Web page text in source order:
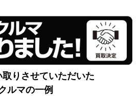
りさせていただいた
ルマの一例